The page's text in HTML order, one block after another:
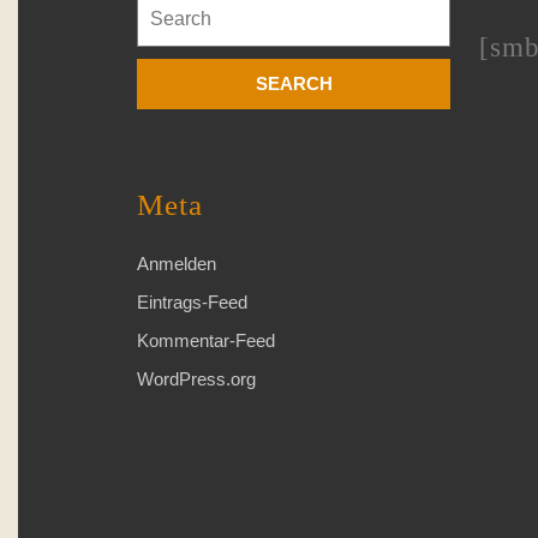
for:
Meta
Anmelden
Eintrags-Feed
Kommentar-Feed
WordPress.org